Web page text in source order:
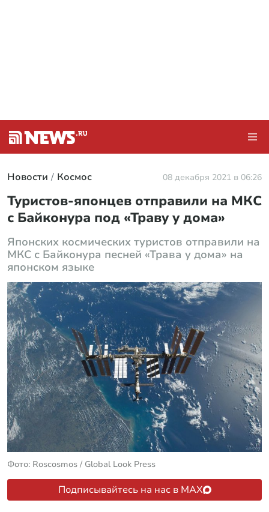
Новости Космос 08 декабря 2021 в 06:26
Туристов-японцев отправили на МКС
с Байконура под «Траву у дома»
Японских космических туристов отправили на
МКС с Байконура песней «Трава у дома» на
японском языке
Фото: Roscosmos / Global Look Press
Подписывайтесь на нас в MAX